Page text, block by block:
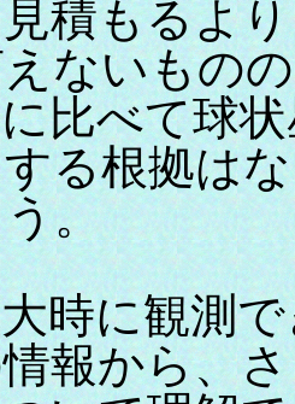
積もるよ
ないもの
比べて球
る根拠は
。
時に観測で
報から、